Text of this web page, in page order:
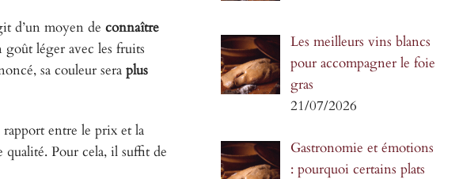
d’un moyen de connaître
goût léger avec les fruits
sa couleur sera plus
entre le prix et la
Pour cela, il suffit de
Les meilleurs vins blancs
pour accompagner le foie
gras
21/07/2026
Gastronomie et émotions
: pourquoi certains plats